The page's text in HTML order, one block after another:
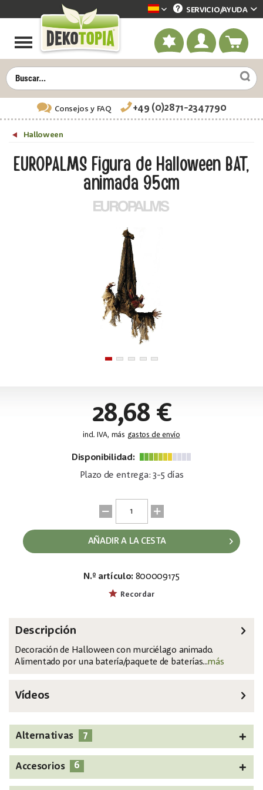
Dekotopia spanisch
SERVICIO/AYUDA
Consejos y FAQ +49 (0)2871-2347790
Halloween
EUROPALMS Figura de Halloween BAT,
animada 95cm
28,68 €
incl. IVA, más gastos de envío
Disponibilidad:
Plazo de entrega: 3-5 días
AÑADIR A LA CESTA
N.º artículo: 800009175
Recordar
Descripción
Decoración de Halloween con murciélago animado.
Alimentado por una batería/paquete de baterías...más
Vídeos
Alternativas 7
Accesorios 6